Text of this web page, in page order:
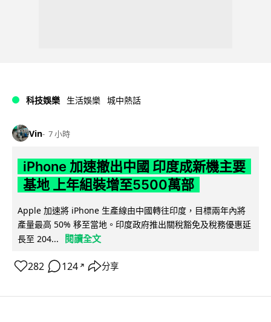
科技娛樂 生活娛樂 城中熱話
Vin 7 小時
iPhone 加速撤出中國 印度成新機主要
基地 上年組裝增至5500萬部
Apple 加速將 iPhone 生產線由中國轉往印度，目標兩年內將
產量最高 50% 移至當地。印度政府推出關稅豁免及稅務優惠延
長至 204...
閱讀全文
282 124 ↗ 分享